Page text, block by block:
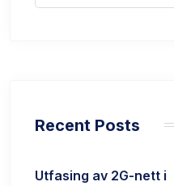
Recent Posts
Utfasing av 2G-nett i